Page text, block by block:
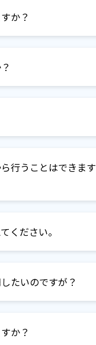
か？
行うことはできます
ください。
たいのですが？
か？